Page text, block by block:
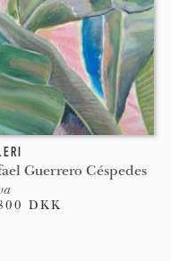
Guerrero Céspedes
DKK